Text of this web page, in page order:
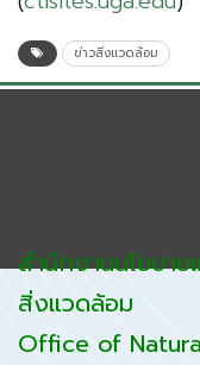
ข่าวสิ่งแวดล้อม
สำนักงานนโยบาย
สิ่งแวดล้อม
Office of